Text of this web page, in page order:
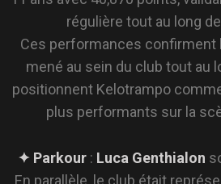
Ces performances confirment
mené au sein du club tout au
positionnent Kelotrampo
plus performants sur la
En parallèle, le club était
Luca Genthialon, seul engagé